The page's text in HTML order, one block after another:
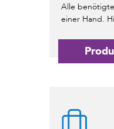
Alle
einer Hand.